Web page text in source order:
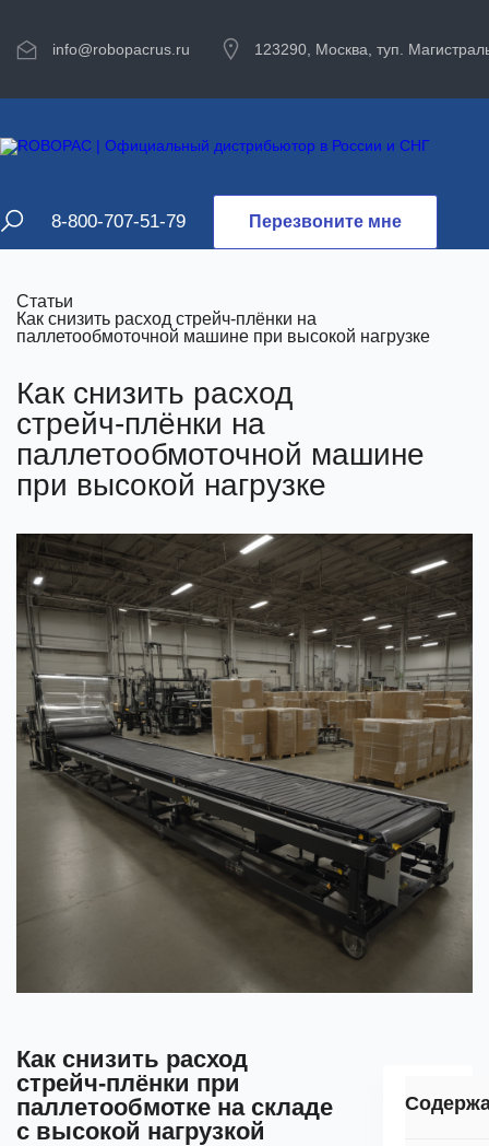
info@robopacrus.ru 123290, Москва, туп.
8-800-707-51-79 Перезвоните мне
Статьи
Как снизить расход стрейч‑плёнки на
паллетообмоточной машине при высокой нагрузке
Как снизить расход
стрейч‑плёнки на
паллетообмоточной машине
при высокой нагрузке
Как снизить расход
стрейч‑плёнки при
паллетообмотке на складе
с высокой нагрузкой